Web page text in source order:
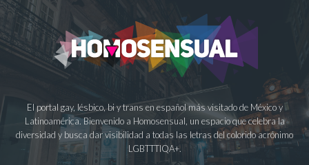
El portal gay, lésbico, bi y trans en español más visitado de México y
Latinoamérica. Bienvenido a Homosensual, un espacio que celebra la
diversidad y busca dar visibilidad a todas las letras del colorido acrónimo
LGBTTTIQA+.